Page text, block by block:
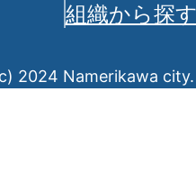
組織から探
2024 Namerikawa